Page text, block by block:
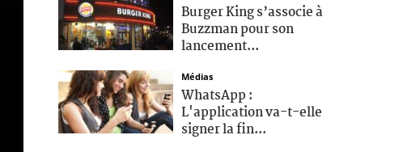
Burger King s’associe à
Buzzman pour son
lancement...
Médias
WhatsApp :
L'application va-t-elle
signer la fin...